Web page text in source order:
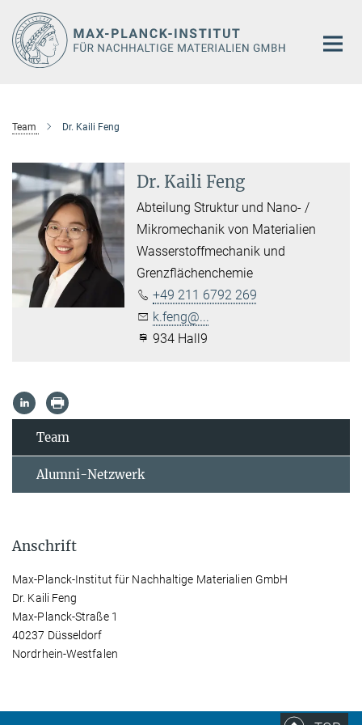
Hauptinhalt
Team Dr. Kaili Feng
Dr. Kaili Feng
Abteilung Struktur und Nano- /
Mikromechanik von Materialien
Wasserstoffmechanik und
Grenzflächenchemie
+49 211 6792 269
k.feng@...
934 Hall9
Team
Alumni-Netzwerk
Anschrift
Max-Planck-Institut für Nachhaltige Materialien GmbH
Dr. Kaili Feng
Max-Planck-Straße 1
40237 Düsseldorf
Nordrhein-Westfalen